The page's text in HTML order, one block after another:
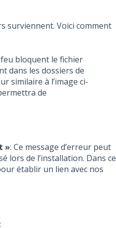
surviennent. Voici comment
bloquent le fichier
dans les dossiers de
similaire à l’image ci-
de
»: Ce message d’erreur peut
lors de l’installation. Dans ce
établir un lien avec nos